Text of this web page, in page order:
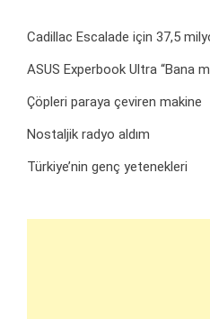
Cadillac Escalade için 37,5
ASUS Experbook Ultra “Bana
Çöpleri paraya çeviren makine
Nostaljik radyo aldım
Türkiye’nin genç yetenekleri